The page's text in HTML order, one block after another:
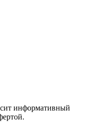
информативный